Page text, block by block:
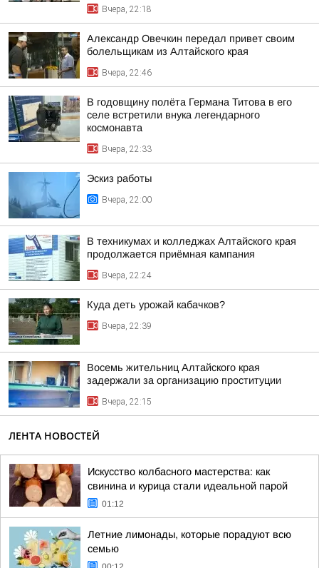
Вчера, 22:18
Александр Овечкин передал привет своим
болельщикам из Алтайского края
Вчера, 22:46
В годовщину полёта Германа Титова в его
селе встретили внука легендарного
космонавта
Вчера, 22:33
Эскиз работы
Вчера, 22:00
В техникумах и колледжах Алтайского края
продолжается приёмная кампания
Вчера, 22:24
Куда деть урожай кабачков?
Вчера, 22:39
Восемь жительниц Алтайского края
задержали за организацию проституции
Вчера, 22:15
ЛЕНТА НОВОСТЕЙ
Искусство колбасного мастерства: как
свинина и курица стали идеальной парой
01:12
Летние лимонады, которые порадуют всю
семью